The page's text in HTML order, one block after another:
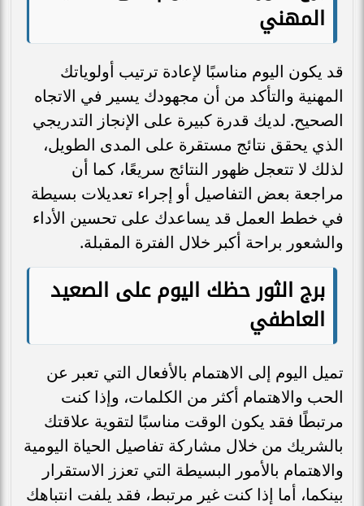
المهني
قد يكون اليوم مناسبًا لإعادة ترتيب أولوياتك
المهنية والتأكد من أن مجهودك يسير في الاتجاه
الصحيح. لديك قدرة كبيرة على الإنجاز التدريجي
الذي يحقق نتائج مستقرة على المدى الطويل،
لذلك لا تتعجل ظهور النتائج سريعًا، كما أن
مراجعة بعض التفاصيل أو إجراء تعديلات بسيطة
في خطط العمل قد يساعدك على تحسين الأداء
والشعور براحة أكبر خلال الفترة المقبلة.
برج الثور حظك اليوم على الصعيد
العاطفي
تميل اليوم إلى الاهتمام بالأفعال التي تعبر عن
الحب والاهتمام أكثر من الكلمات، وإذا كنت
مرتبطًا فقد يكون الوقت مناسبًا لتقوية علاقتك
بالشريك من خلال مشاركة تفاصيل الحياة اليومية
والاهتمام بالأمور البسيطة التي تعزز الاستقرار
بينكما، أما إذا كنت غير مرتبط، فقد يلفت انتباهك